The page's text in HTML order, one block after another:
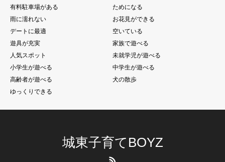
有料駐車場がある
ためになる
雨に濡れない
お花見ができる
デートに最適
空いている
遊具が充実
家族で遊べる
人気スポット
未就学児が遊べる
小学生が遊べる
中学生が遊べる
高齢者が遊べる
犬の散歩
ゆっくりできる
城東子育てBOYZ